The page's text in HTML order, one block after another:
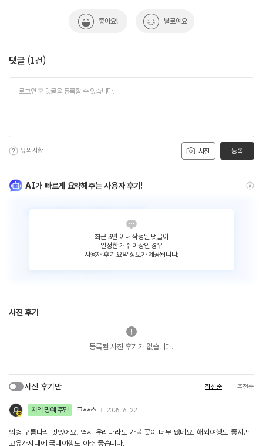
좋아요! 별로예요
댓글 (1건)
사진
유의사항 등록
AI가 빠르게 요약해주는 사용자 후기!
최근 3년 이내 작성된 댓글이
일정한 개수 이상인 경우
사용자 후기 요약 정보가 제공됩니다.
사진 후기
등록된 사진 후기가 없습니다.
사진 후기만 최신순 추천순
지역 명예 주민 크**스 2026. 6. 22.
의령 구름다리 멋있어요. 역시 우리나라도 가볼 곳이 너무 많네요. 해외여행도 좋지만
고유가시대에 국내여행도 아주 좋습니다.